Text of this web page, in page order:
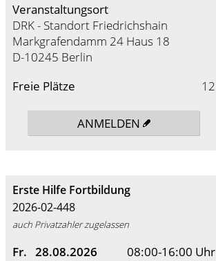
Veranstaltungsort
DRK - Standort Friedrichshain
Markgrafendamm 24 Haus 18
D-10245 Berlin
Freie Plätze
12
ANMELDEN
Erste Hilfe Fortbildung
2026-02-448
auch Privatzahler zugelassen
Fr. 28.08.2026
08:00-16:00 Uhr